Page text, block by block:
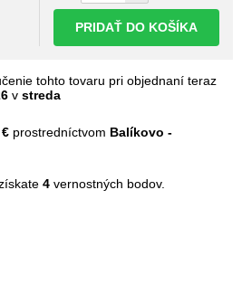
PRIDAŤ DO KOŠÍKA
tohto tovaru pri objednaní teraz
v streda
prostredníctvom Balíkovo -
4 vernostných bodov.